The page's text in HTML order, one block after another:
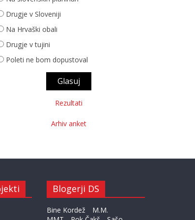
Drugje v Sloveniji
Na Hrvaški obali
Drugje v tujini
Poleti ne bom dopustoval
Rezultati
Arhiv anket
Blogerji DS
Bine Kordež
M.M.